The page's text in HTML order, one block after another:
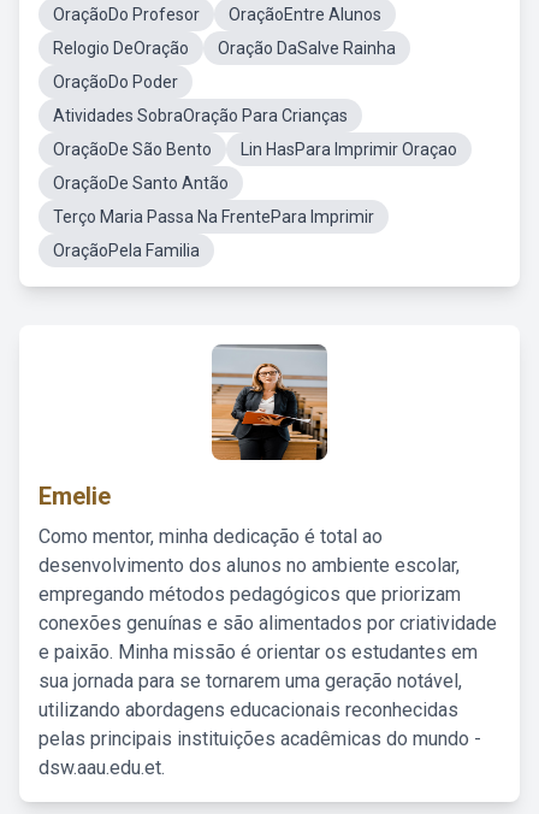
OraçãoDo Profesor
OraçãoEntre Alunos
Relogio DeOração
Oração DaSalve Rainha
OraçãoDo Poder
Atividades SobraOração Para Crianças
OraçãoDe São Bento
Lin HasPara Imprimir Oraçao
OraçãoDe Santo Antão
Terço Maria Passa Na FrentePara Imprimir
OraçãoPela Familia
Emelie
Como mentor, minha dedicação é total ao
desenvolvimento dos alunos no ambiente escolar,
empregando métodos pedagógicos que priorizam
conexões genuínas e são alimentados por criatividade
e paixão. Minha missão é orientar os estudantes em
sua jornada para se tornarem uma geração notável,
utilizando abordagens educacionais reconhecidas
pelas principais instituições acadêmicas do mundo -
dsw.aau.edu.et.